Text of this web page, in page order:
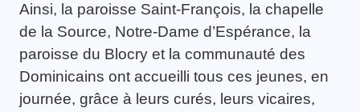
Ainsi, la paroisse Saint-François, la chapelle
de la Source, Notre-Dame d’Espérance, la
paroisse du Blocry et la communauté des
Dominicains ont accueilli tous ces jeunes, en
journée, grâce à leurs curés, leurs vicaires,